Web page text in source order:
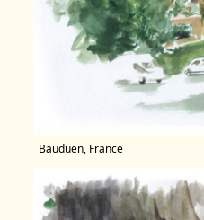
Bauduen, France